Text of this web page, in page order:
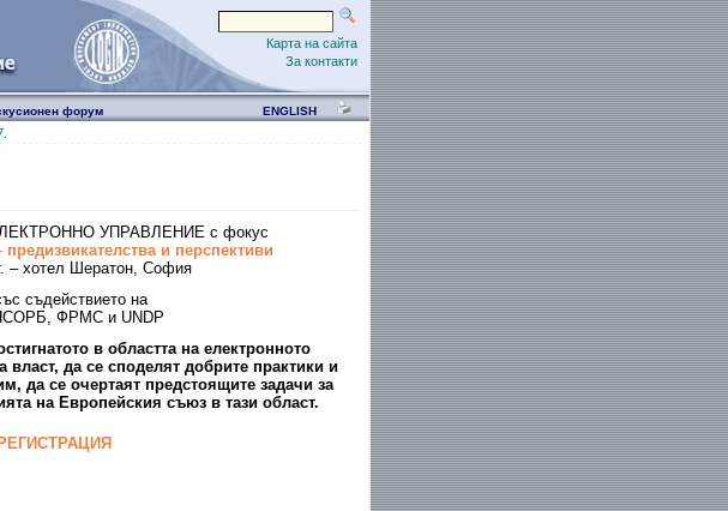
Карта на сайта
За контакти
форум ENGLISH
УПРАВЛЕНИЕ с фокус
и перспективи
– хотел Шератон, София
съдействието на
ФРМС и UNDP
в областта на електронното
да се споделят добрите практики и
да се очертаят предстоящите задачи за
на Европейския съюз в тази област.
РЕГИСТРАЦИЯ